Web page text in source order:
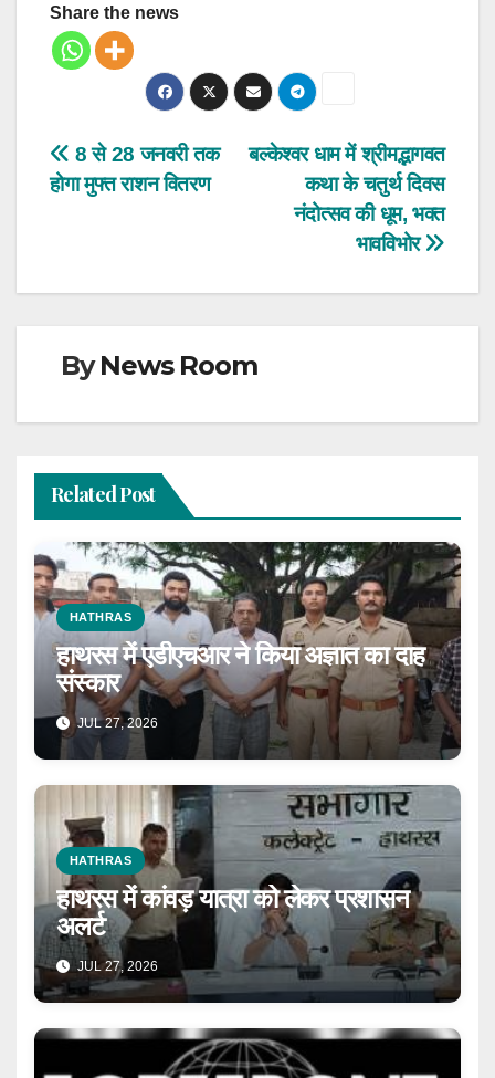
Share the news
Post
navigation
बल्केश्वर धाम में श्रीमद्भागवत
कथा के चतुर्थ दिवस
नंदोत्सव की धूम, भक्त
भावविभोर
8 से 28 जनवरी तक
होगा मुफ्त राशन वितरण
ByNews Room
Related Post
HATHRAS
हाथरस में एडीएचआर ने किया अज्ञात का दाह
संस्कार
JUL 27, 2026
HATHRAS
हाथरस में कांवड़ यात्रा को लेकर प्रशासन
अलर्ट
JUL 27, 2026